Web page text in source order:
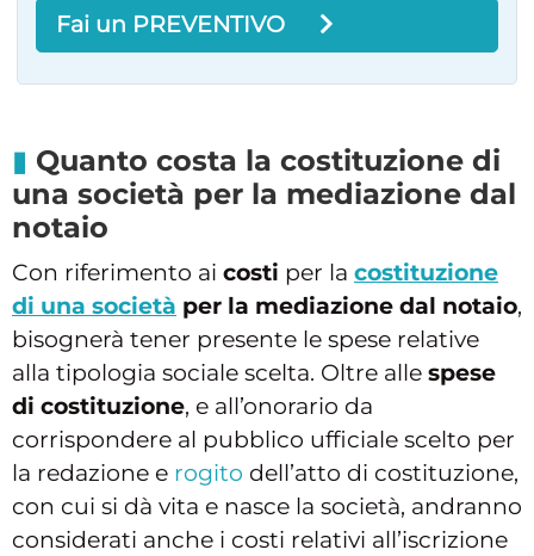
Fai un PREVENTIVO
Quanto costa la costituzione di
una società per la mediazione dal
notaio
Con riferimento ai costi per la costituzione
di una società per la mediazione dal notaio,
bisognerà tener presente le spese relative
alla tipologia sociale scelta. Oltre alle spese
di costituzione, e all’onorario da
corrispondere al pubblico ufficiale scelto per
la redazione e rogito dell’atto di costituzione,
con cui si dà vita e nasce la società, andranno
considerati anche i costi relativi all’iscrizione